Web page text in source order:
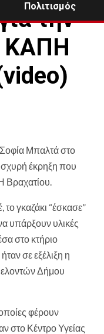
Πολιτισμός
την
ΚΑΠΗ
Μπαλτά στο
έκρηξη που
Βραχατίου.
γκαζάκι “έσκασε”
υπάρξουν υλικές
στο κτήριο
σε εξέλιξη η
Δήμου
φέρουν
στο Κέντρο Υγείας